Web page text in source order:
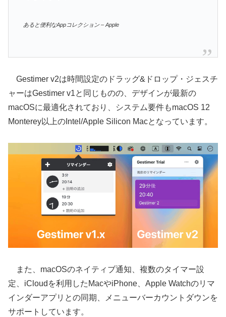
あると便利なAppコレクション – Apple
Gestimer v2は時間設定のドラッグ&ドロップ・ジェスチ
ャーはGestimer v1と同じものの、デザインが最新の
macOSに最適化されており、システム要件もmacOS 12
Monterey以上のIntel/Apple Silicon Macとなっています。
また、macOSのネイティブ通知、複数のタイマー設
定、iCloudを利用したMacやiPhone、Apple Watchのリマ
インダーアプリとの同期、メニューバーカウントダウンを
サポートしています。